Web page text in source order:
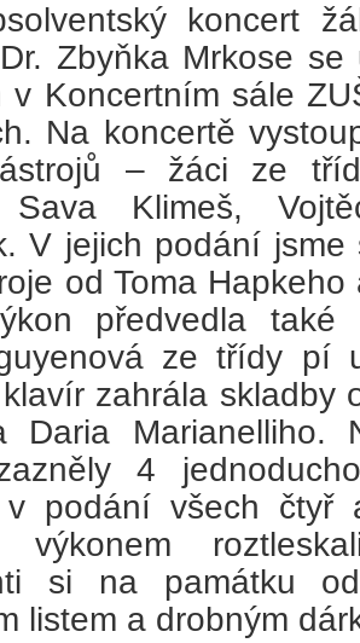
koncert
Zbyňka Mrkose
v Koncertním sále
Na koncertě
– žáci ze
Sava Klimeš,
V jejich podání
od Toma Hapkeho
předvedla také
ze třídy pí
zahrála skladby
Daria Marianelliho.
4
v podání všech čtyř
výkonem
si na památku
listem a drobným